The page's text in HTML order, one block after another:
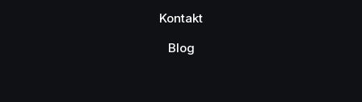
Kontakt
Blog